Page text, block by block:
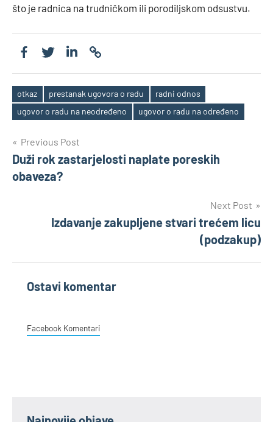
što je radnica na trudničkom ili porodiljskom odsustvu.
Tags
otkaz prestanak ugovora o radu
radni odnos
ugovor o radu na neodređeno
ugovor o radu na određeno
Post
navigation
Previous Post
Duži rok zastarjelosti naplate poreskih
obaveza?
Next Post
Izdavanje zakupljene stvari trećem licu
(podzakup)
Ostavi komentar
Facebook Komentari